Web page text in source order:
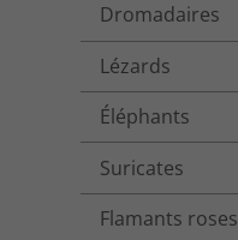
Dromadaires
Lézards
Éléphants
Suricates
Flamants roses